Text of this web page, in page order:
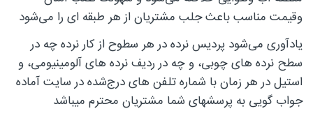
و‌قیمت مناسب باعث جلب مشتریان از هر طبقه ای را می‌شود
یادآوری می‌شود پردیس نرده در هر سطوح از کار نرده چه در
سطح نرده های چوبی، و‌ چه در ردیف نرده های آلو‌مینیومی، و
استیل در هر زمان با شماره تلفن های درج‌شده در سایت آماده
جواب گویی به پرسشهای شما مشتریان محترم میباشد